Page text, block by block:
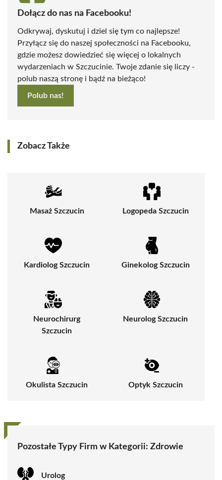
Dołącz do nas na Facebooku!
Odkrywaj, dyskutuj i dziel się tym co najlepsze!
Przyłącz się do naszej społeczności na Facebooku,
gdzie możesz dowiedzieć się więcej o lokalnych
wydarzeniach w Szczucinie. Twoje zdanie się liczy -
polub naszą stronę i bądź na bieżąco!
Polub nas!
Zobacz Także
Masaż Szczucin Logopeda Szczucin
Kardiolog Szczucin Ginekolog Szczucin
Neurochirurg
Szczucin
Neurolog Szczucin
Okulista Szczucin Optyk Szczucin
Pozostałe Typy Firm w Kategorii: Zdrowie
Urolog